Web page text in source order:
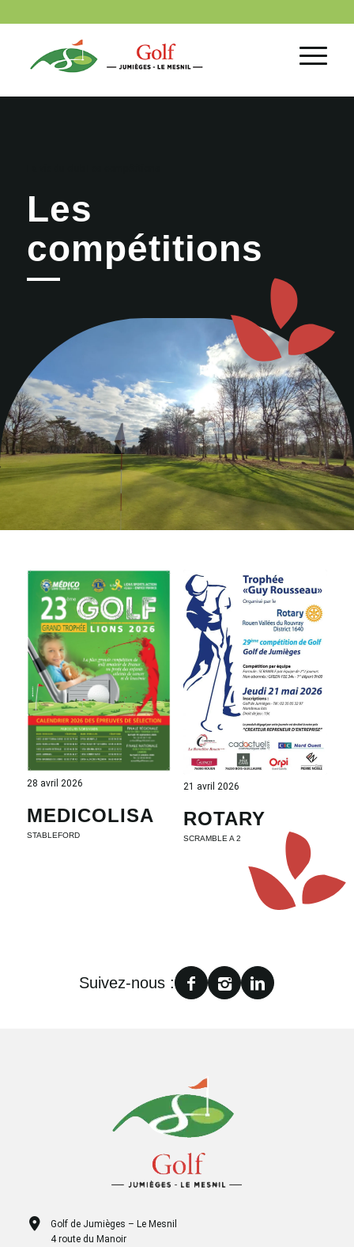
Les
compétitions
28 avril 2026
MEDICOLISA
STABLEFORD
21 avril 2026
ROTARY
SCRAMBLE A 2
Suivez-nous :
Golf de Jumièges – Le Mesnil
4 route du Manoir